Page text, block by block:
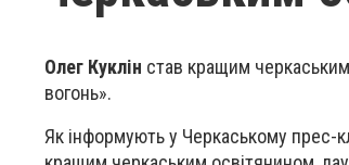
Олег Куклін став кращим черкаським
вогонь».
Як інформують у Черкаському прес-